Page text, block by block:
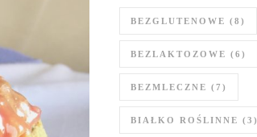
BEZGLUTENOWE (8)
BEZLAKTOZOWE (6)
BEZMLECZNE (7)
BIAŁKO ROŚLINNE (3)